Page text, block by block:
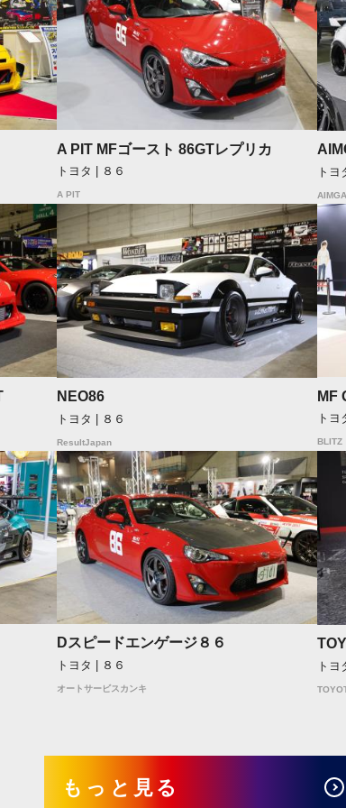
A PIT MFゴースト 86GTレプリカ
トヨタ | ８６
A PIT
トヨ
NEO86
トヨタ | ８６
ResultJapan
MF
トヨ
BLITZ
Dスピードエンゲージ８６
トヨタ | ８６
オートサービスカンキ
トヨ
もっと見る